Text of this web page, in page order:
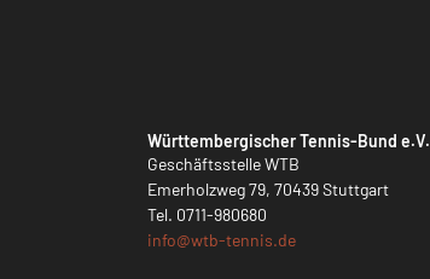
Württembergischer Tennis-Bund e.V.
Geschäftsstelle WTB
Emerholzweg 79, 70439 Stuttgart
Tel. 0711-980680
info@wtb-tennis.de